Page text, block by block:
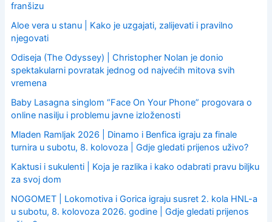
franšizu
Aloe vera u stanu | Kako je uzgajati, zalijevati i pravilno
njegovati
Odiseja (The Odyssey) | Christopher Nolan je donio
spektakularni povratak jednog od najvećih mitova svih
vremena
Baby Lasagna singlom “Face On Your Phone” progovara o
online nasilju i problemu javne izloženosti
Mladen Ramljak 2026 | Dinamo i Benfica igraju za finale
turnira u subotu, 8. kolovoza | Gdje gledati prijenos uživo?
Kaktusi i sukulenti | Koja je razlika i kako odabrati pravu biljku
za svoj dom
NOGOMET | Lokomotiva i Gorica igraju susret 2. kola HNL-a
u subotu, 8. kolovoza 2026. godine | Gdje gledati prijenos